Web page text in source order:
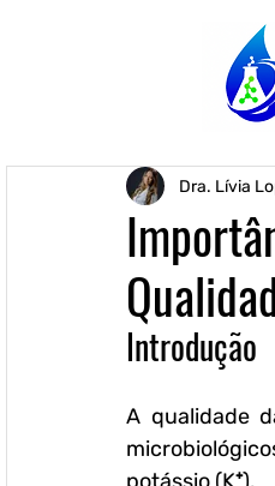
Dra. Lívia
Introdução
A qualidade